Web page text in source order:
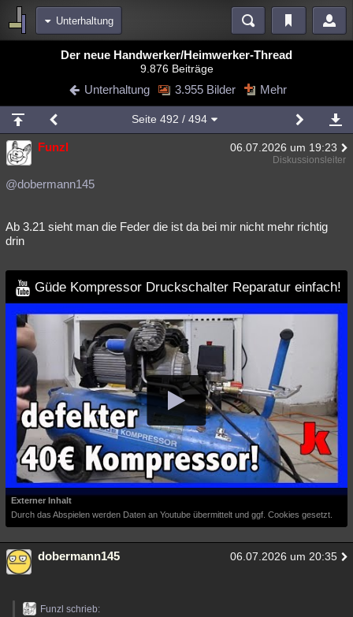
Unterhaltung
Blogs Videos
Chat Wiki Neuigkeiten
meine Rubriken
Menschen Mystery Kriminalfälle
Spiritualität Verschwörungen
weitere Rubriken
Astronomie Helpdesk Gruppen Gaming Filme
Musik Clash Verbesserungen Allmystery
Übersichten
Besucht Teilgenommen Alle Neue Geschlossen
Lesenswert Schlüsselwörter
Der neue Handwerker/Heimwerker-Thread
9.876 Beiträge
Unterhaltung 3.955 Bilder Mehr
Seite 492 / 494
Funzl 06.07.2026 um 19:23
Diskussionsleiter
@dobermann145
Ab 3.21 sieht man die Feder die ist da bei mir nicht mehr richtig
drin
Güde Kompressor Druckschalter Reparatur einfach!
Externer Inhalt
Durch das Abspielen werden Daten an Youtube übermittelt und ggf. Cookies gesetzt.
dobermann145 06.07.2026 um 20:35
Funzl schrieb: